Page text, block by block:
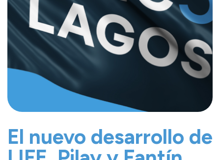
El nuevo desarrollo de